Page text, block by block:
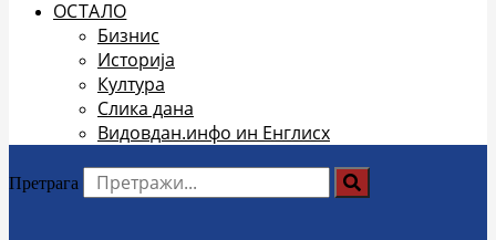
ОСТАЛО
Бизнис
Историја
Култура
Слика дана
Видовдан.инфо ин Енглисх
Претрага